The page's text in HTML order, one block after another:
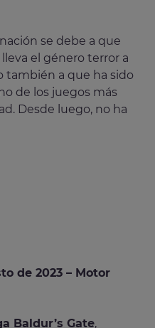
se debe a que
el género terror a
también a que ha sido
de los juegos más
Desde luego, no ha
de 2023 – Motor
Baldur’s Gate,